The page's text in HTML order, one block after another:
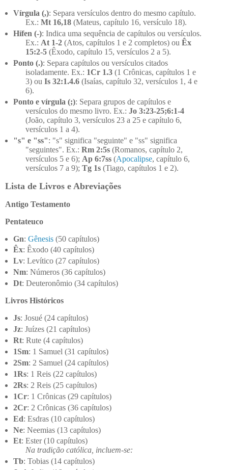
Vírgula (,): Separa versículos dentro do mesmo capítulo.
Ex.: Mt 16,18(Mateus, capítulo 16, versículo 18).
Hífen (-): Indica uma sequência de capítulos ou versículos.
Ex.: At 1-2(Atos, capítulos 1 e 2 completos) ou Êx
15:2-5(Êxodo, capítulo 15, versículos 2 a 5).
Ponto (.): Separa capítulos ou versículos citados
isoladamente. Ex.: 1Cr 1.3(1 Crônicas, capítulos 1 e
3) ou Is 32:1.4.6(Isaías, capítulo 32, versículos 1, 4 e
6).
Ponto e vírgula (;): Separa grupos de capítulos e
versículos do mesmo livro. Ex.: Jo 3:23-25;6:1-4
(João, capítulo 3, versículos 23 a 25 e capítulo 6,
versículos 1 a 4).
"s" e "ss": "s" significa "seguinte" e "ss" significa
"seguintes". Ex.: Rm 2:5s(Romanos, capítulo 2,
versículos 5 e 6); Ap 6:7ss(Apocalipse, capítulo 6,
versículos 7 a 9); Tg 1s(Tiago, capítulos 1 e 2).
Lista de Livros e Abreviações
Antigo Testamento
Pentateuco
Gn: Gênesis(50 capítulos)
Êx: Êxodo (40 capítulos)
Lv: Levítico (27 capítulos)
Nm: Números (36 capítulos)
Dt: Deuteronômio (34 capítulos)
Livros Históricos
Js: Josué (24 capítulos)
Jz: Juízes (21 capítulos)
Rt: Rute (4 capítulos)
1Sm: 1 Samuel (31 capítulos)
2Sm: 2 Samuel (24 capítulos)
1Rs: 1 Reis (22 capítulos)
2Rs: 2 Reis (25 capítulos)
1Cr: 1 Crônicas (29 capítulos)
2Cr: 2 Crônicas (36 capítulos)
Ed: Esdras (10 capítulos)
Ne: Neemias (13 capítulos)
Et: Ester (10 capítulos)
Na tradição católica, incluem-se:
Tb: Tobias (14 capítulos)